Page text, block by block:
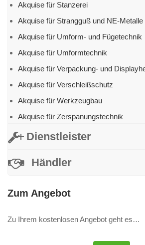
Akquise für Stanzerei
Akquise für Strangguß und NE-Metalle
Akquise für Umform- und Fügetechnik
Akquise für Umformtechnik
Akquise für Verpackung- und
Akquise für Verschleißschutz
Akquise für Werkzeugbau
Akquise für Zerspanungstechnik
Dienstleister
Händler
Zum Angebot
Zu Ihrem kostenlosen Angebot geht es…